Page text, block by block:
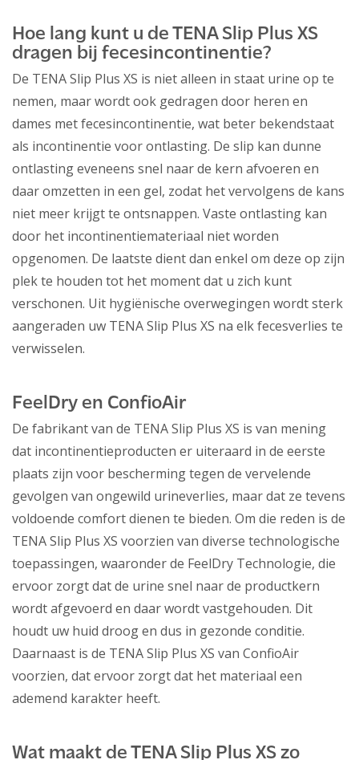
Hoe lang kunt u de TENA Slip Plus XS
dragen bij fecesincontinentie?
De TENA Slip Plus XS is niet alleen in staat urine op te
nemen, maar wordt ook gedragen door heren en
dames met fecesincontinentie, wat beter bekendstaat
als incontinentie voor ontlasting. De slip kan dunne
ontlasting eveneens snel naar de kern afvoeren en
daar omzetten in een gel, zodat het vervolgens de kans
niet meer krijgt te ontsnappen. Vaste ontlasting kan
door het incontinentiemateriaal niet worden
opgenomen. De laatste dient dan enkel om deze op zijn
plek te houden tot het moment dat u zich kunt
verschonen. Uit hygiënische overwegingen wordt sterk
aangeraden uw TENA Slip Plus XS na elk fecesverlies te
verwisselen.
FeelDry en ConfioAir
De fabrikant van de TENA Slip Plus XS is van mening
dat incontinentieproducten er uiteraard in de eerste
plaats zijn voor bescherming tegen de vervelende
gevolgen van ongewild urineverlies, maar dat ze tevens
voldoende comfort dienen te bieden. Om die reden is de
TENA Slip Plus XS voorzien van diverse technologische
toepassingen, waaronder de FeelDry Technologie, die
ervoor zorgt dat de urine snel naar de productkern
wordt afgevoerd en daar wordt vastgehouden. Dit
houdt uw huid droog en dus in gezonde conditie.
Daarnaast is de TENA Slip Plus XS van ConfioAir
voorzien, dat ervoor zorgt dat het materiaal een
ademend karakter heeft.
Wat maakt de TENA Slip Plus XS zo